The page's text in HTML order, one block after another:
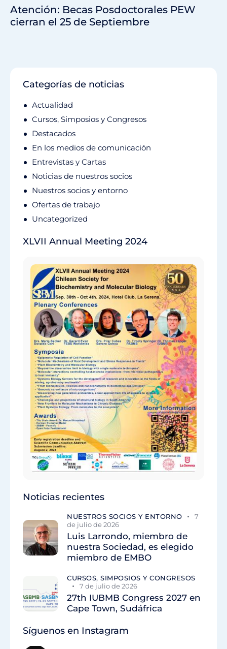
Atención: Becas Posdoctorales PEW
cierran el 25 de Septiembre
Categorías de noticias
Actualidad
Cursos, Simposios y Congresos
Destacados
En los medios de comunicación
Entrevistas y Cartas
Noticias de nuestros socios
Nuestros socios y entorno
Ofertas de trabajo
Uncategorized
XLVII Annual Meeting 2024
Noticias recientes
NUESTROS SOCIOS Y ENTORNO
7
de julio de 2026
Luis Larrondo, miembro de
nuestra Sociedad, es elegido
miembro de EMBO
CURSOS, SIMPOSIOS Y CONGRESOS
7 de julio de 2026
27th IUBMB Congress 2027 en
Cape Town, Sudáfrica
Síguenos en Instagram